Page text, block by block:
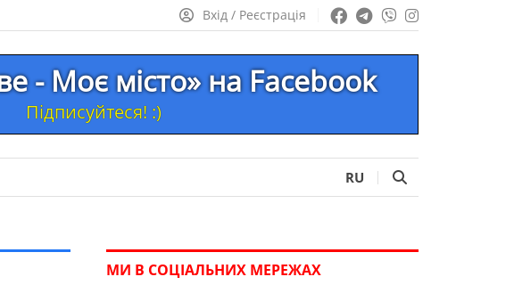
Вхід / Реєстрація
- Моє місто» на Facebook
Підписуйтеся! :)
RU
МИ В СОЦІАЛЬНИХ МЕРЕЖАХ